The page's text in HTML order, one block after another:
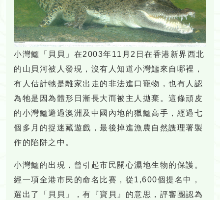
小灣鱷「貝貝」在2003年11月2日在香港新界西北
的山貝河被人發現，沒有人知道小灣鱷來自哪裡，
有人估計牠是離家出走的非法進口寵物，也有人認
為牠是因為體形日漸長大而被主人拋棄。這條頑皮
的小灣鱷避過澳洲及中國內地的獵鱷高手，經過七
個多月的捉迷藏遊戲，最後掉進漁農自然謢理署製
作的陷阱之中。
小灣鱷的出現，曾引起市民關心濕地生物的保護。
經一項全港市民的命名比賽，從1,600個提名中，
選出了「貝貝」，有『寶貝』的意思，評審團認為